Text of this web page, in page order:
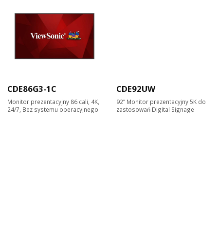
CDE86G3-1C
Monitor prezentacyjny 86 cali, 4K,
24/7, Bez systemu operacyjnego
CDE92UW
92” Monitor prezentacyjny 5K do
zastosowań Digital Signage